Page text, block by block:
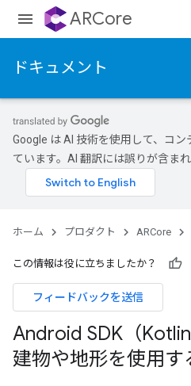
ARCore
ドキュメント
Google は AI 技術を使用して、コ
ています。AI 翻訳には誤りが含ま
ホーム プロダクト ARCore
この情報は役に立ちましたか？
フィードバックを送信
Android SDK（Kotlin
建物や地形を使用す